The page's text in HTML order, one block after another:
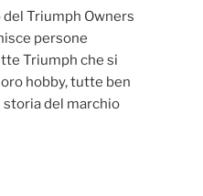
Triumph Owners
persone
Triumph che si
hobby, tutte ben
del marchio